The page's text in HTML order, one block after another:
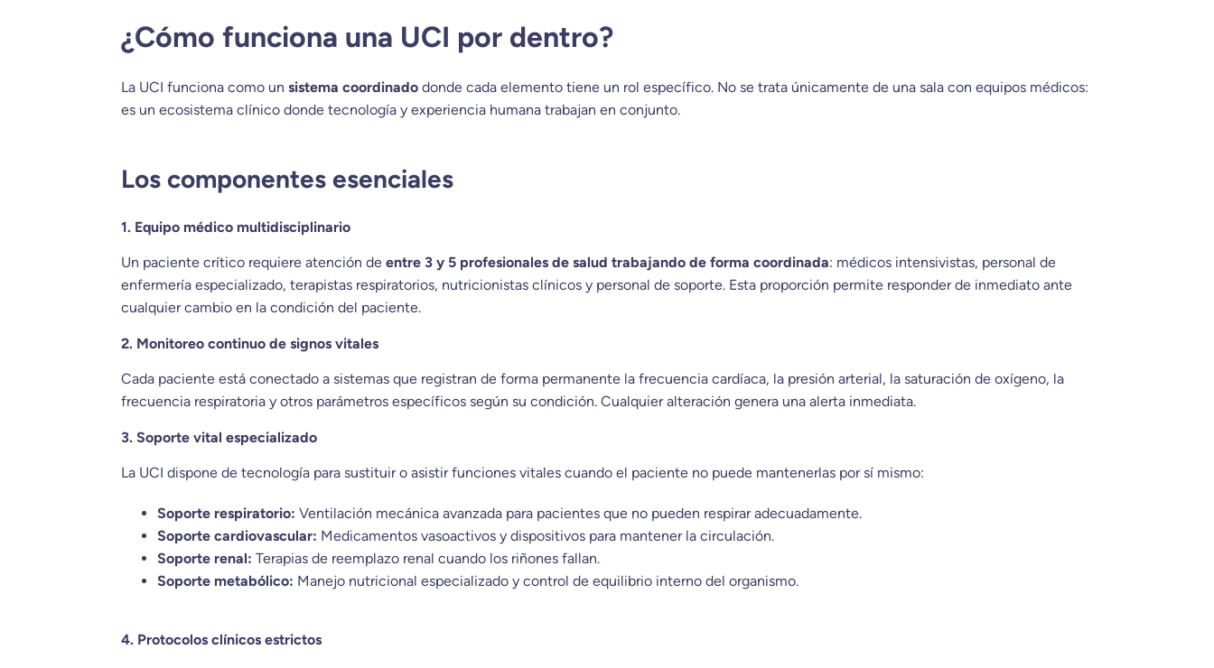
¿Cómo funciona una UCI por dentro?
La UCI funciona como unsistema coordinado donde cada elemento tiene un rol específico. No se trata únicamente de una sala con equipos médicos:
es un ecosistema clínico donde tecnología y experiencia humana trabajan en conjunto.
Los componentes esenciales
1. Equipo médico multidisciplinario
Un paciente crítico requiere atención deentre 3 y 5 profesionales de salud trabajando de forma coordinada: médicos intensivistas, personal de
enfermería especializado, terapistas respiratorios, nutricionistas clínicos y personal de soporte. Esta proporción permite responder de inmediato ante
cualquier cambio en la condición del paciente.
2. Monitoreo continuo de signos vitales
Cada paciente está conectado a sistemas que registran de forma permanente la frecuencia cardíaca, la presión arterial, la saturación de oxígeno, la
frecuencia respiratoria y otros parámetros específicos según su condición. Cualquier alteración genera una alerta inmediata.
3. Soporte vital especializado
La UCI dispone de tecnología para sustituir o asistir funciones vitales cuando el paciente no puede mantenerlas por sí mismo:
Soporte respiratorio: Ventilación mecánica avanzada para pacientes que no pueden respirar adecuadamente.
Soporte cardiovascular: Medicamentos vasoactivos y dispositivos para mantener la circulación.
Soporte renal: Terapias de reemplazo renal cuando los riñones fallan.
Soporte metabólico: Manejo nutricional especializado y control de equilibrio interno del organismo.
4. Protocolos clínicos estrictos